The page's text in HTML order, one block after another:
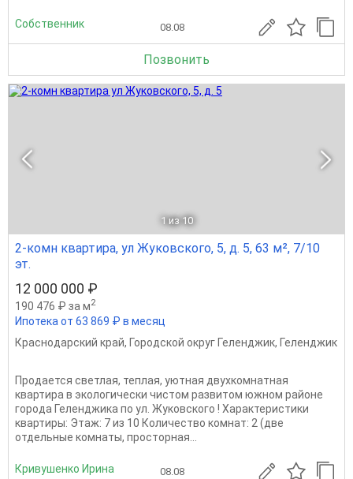
Собственник 08.08
Позвонить
1 из 10
2-комн квартира, ул Жуковского, 5, д. 5, 63 м², 7/10
эт.
12 000 000 ₽
190 476 ₽ за м2
Ипотека от 63 869 ₽ в месяц
Краснодарский край, Городской округ Геленджик, Геленджик
Продается светлая, теплая, уютная двухкомнатная
квартира в экологически чистом развитом южном районе
города Геленджика по ул. Жуковского ! Характеристики
квартиры: Этаж: 7 из 10 Количество комнат: 2 (две
отдельные комнаты, просторная...
Кривушенко Ирина 08.08